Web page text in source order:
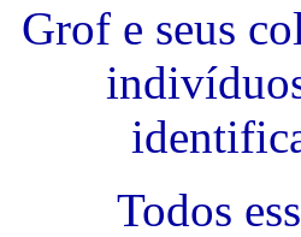
Grof e seus
Todos